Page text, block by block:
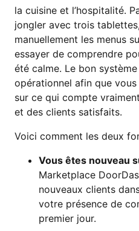
la cuisine et l’hospitalité.
jongler avec trois
manuellement les menus
essayer de comprendre
été calme. Le bon
opérationnel afin que
sur ce qui compte
et des clients satisfaits.
Voici comment les deux
Vous êtes nouveau
Marketplace
nouveaux clients
votre présence de
premier jour.